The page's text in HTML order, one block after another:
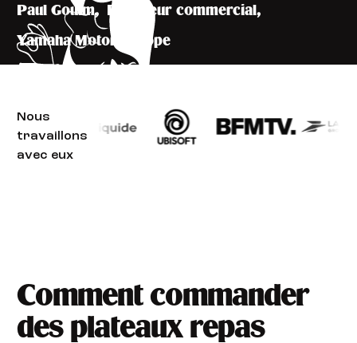
Paul Goulm, Directeur commercial,
Yamaha Motor Europe
Nous
travaillons
avec eux
Comment commander
des plateaux repas